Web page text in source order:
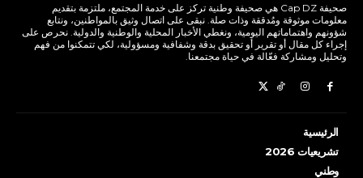
صحيفة Cap DZ هي صحيفة وطنية تركز على خدمة المجتمع، ملتزمة بتقديم
معلومات موثوقة ومُدققة وذات صلة. نبقى على اتصال وثيق بالمواطنين، ونتابع
شؤونهم واهتماماتهم اليومية، ونغطي الأخبار المحلية والوطنية والدولية. نحرص على
إجراء كل مقال أو تقرير أو تحقيق بدقة وشفافية ومسؤولية، لكي تتمكنوا من فهم
وتحليل ومشاركة فعّالة في حياة مجتمعنا.
الرئيسية
تشريعيات 2026
وطني